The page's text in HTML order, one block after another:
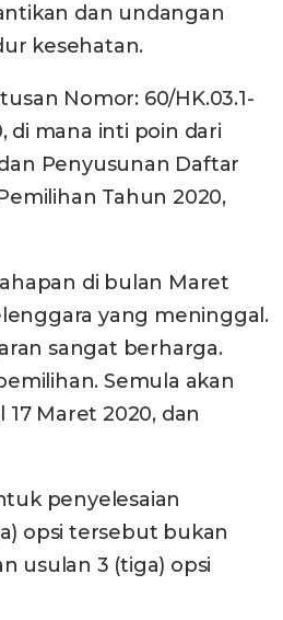
dan undangan
kesehatan.
Nomor: 60/HK.03.1-
di mana inti poin dari
Penyusunan Daftar
Tahun 2020,
di bulan Maret
yang meninggal.
sangat berharga.
Semula akan
Maret 2020, dan
penyelesaian
opsi tersebut bukan
usulan 3 (tiga) opsi